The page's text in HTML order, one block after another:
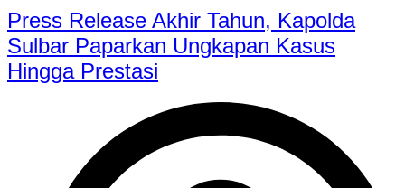
Press Release Akhir Tahun, Kapolda
Sulbar Paparkan Ungkapan Kasus
Hingga Prestasi